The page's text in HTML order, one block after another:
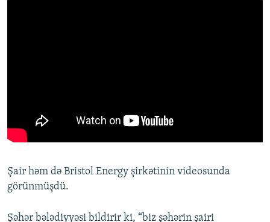
Şair həm də Bristol Energy şirkətinin videosunda
görünmüşdü.
Şəhər bələdiyyəsi bildirir ki, “biz şəhərin şairi